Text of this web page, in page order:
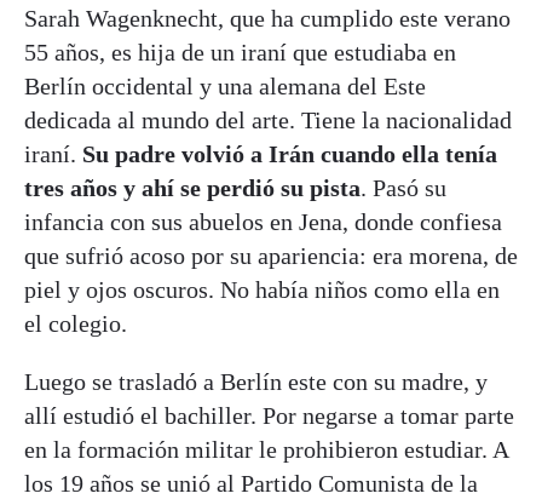
Sarah Wagenknecht, que ha cumplido este verano
55 años, es hija de un iraní que estudiaba en
Berlín occidental y una alemana del Este
dedicada al mundo del arte. Tiene la nacionalidad
iraní. Su padre volvió a Irán cuando ella tenía
tres años y ahí se perdió su pista. Pasó su
infancia con sus abuelos en Jena, donde confiesa
que sufrió acoso por su apariencia: era morena, de
piel y ojos oscuros. No había niños como ella en
el colegio.
Luego se trasladó a Berlín este con su madre, y
allí estudió el bachiller. Por negarse a tomar parte
en la formación militar le prohibieron estudiar. A
los 19 años se unió al Partido Comunista de la